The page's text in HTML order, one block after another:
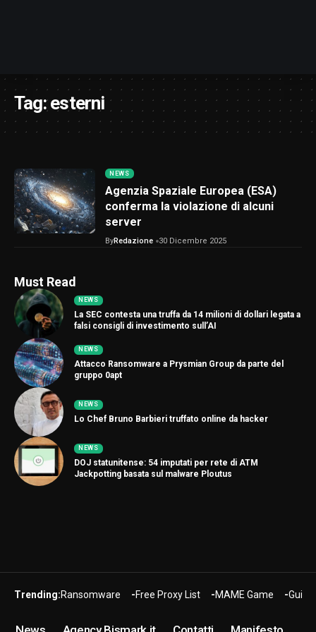
Tag:esterni
NEWS
Agenzia Spaziale Europea (ESA)
conferma la violazione di alcuni
server
ByRedazione 30 Dicembre 2025
Must Read
NEWS
La SEC contesta una truffa da 14 milioni di dollari legata a
falsi consigli di investimento sull’AI
NEWS
Attacco Ransomware a Prysmian Group da parte del
gruppo 0apt
NEWS
Lo Chef Bruno Barbieri truffato online da hacker
NEWS
DOJ statunitense: 54 imputati per rete di ATM
Jackpotting basata sul malware Ploutus
Trending:Ransomware Free Proxy List MAME Game Guide